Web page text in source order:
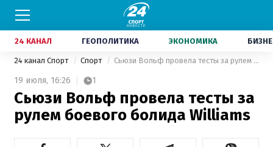
24 КАНАЛ ГЕОПОЛИТИКА ЭКОНОМИКА
24 канал Спорт Спорт Сьюзи Вольф провела тесты за рулем боевого болида Williams
19 июля, 16:26 1
Сьюзи Вольф провела тесты за
рулем боевого болида Williams